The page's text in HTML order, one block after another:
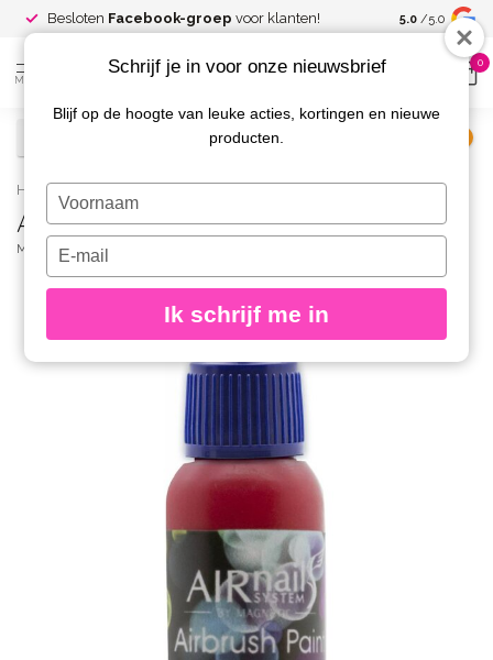
Besloten Facebook-groep voor klanten! Spaar voor
kortingen
5.0 /5.0
MENU
0
Home / AirNails Paint 3 Red 10 ml.
AirNails Paint 3 Red 10 ml.
MAGNETIC
Schrijf je in voor onze nieuwsbrief
Blijf op de hoogte van leuke acties, kortingen en nieuwe
producten.
Typ
je
naam
Typ
je
e-
in
Ik schrijf me in